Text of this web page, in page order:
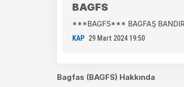
BAGFS
***BAGFS*** BAGFAŞ
KAP 29 Mart 2024 19:50
Bagfas (BAGFS) Hakkında